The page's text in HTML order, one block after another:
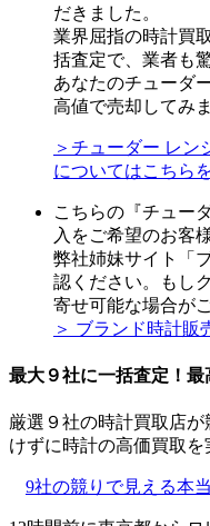
だきました。
業界屈指の時計買
括査定で、業者も
あなたのチューダ
高値で売却してみ
＞チューダー レン
についてはこちら
こちらの『チュー
入をご希望のお客様
弊社姉妹サイト「
認ください。もし
寄せ可能な場合が
＞ ブランド時計販
最大９社に一括査定！ 最
厳選９社の時計買取店
けずに時計の高価買取を
9社の競りで見える本